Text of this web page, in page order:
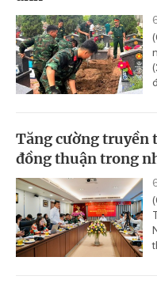
Tăng cường truyền
đồng thuận trong